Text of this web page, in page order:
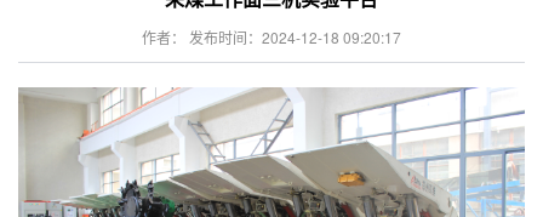
作者： 发布时间：2024-12-18 09:20:17